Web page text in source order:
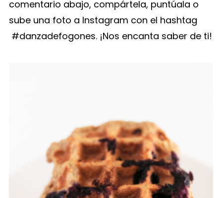
comentario abajo, compártela, puntúala o
sube una foto a Instagram con el hashtag
#danzadefogones. ¡Nos encanta saber de ti!